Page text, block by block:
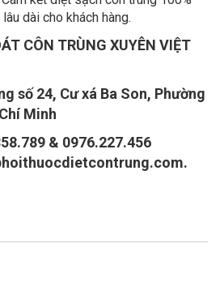
dài cho khách hàng.
CÔN TRÙNG XUYÊN VIỆT
số 24, Cư xá Ba Son, Phường
Minh
& 0976.227.456